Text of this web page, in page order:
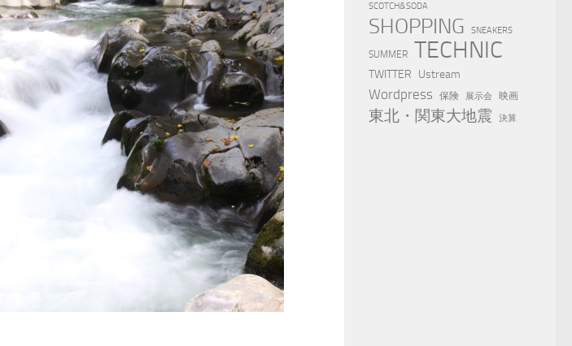
SCOTCH&SODA
SHOPPING SNEAKERS
SUMMER TECHNIC
TWITTER Ustream
Wordpress 保険 展示会 映画
東北・関東大地震 決算